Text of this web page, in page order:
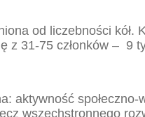
od liczebności kół.
z 31-75 członków – 9
aktywność
wszechstronnego